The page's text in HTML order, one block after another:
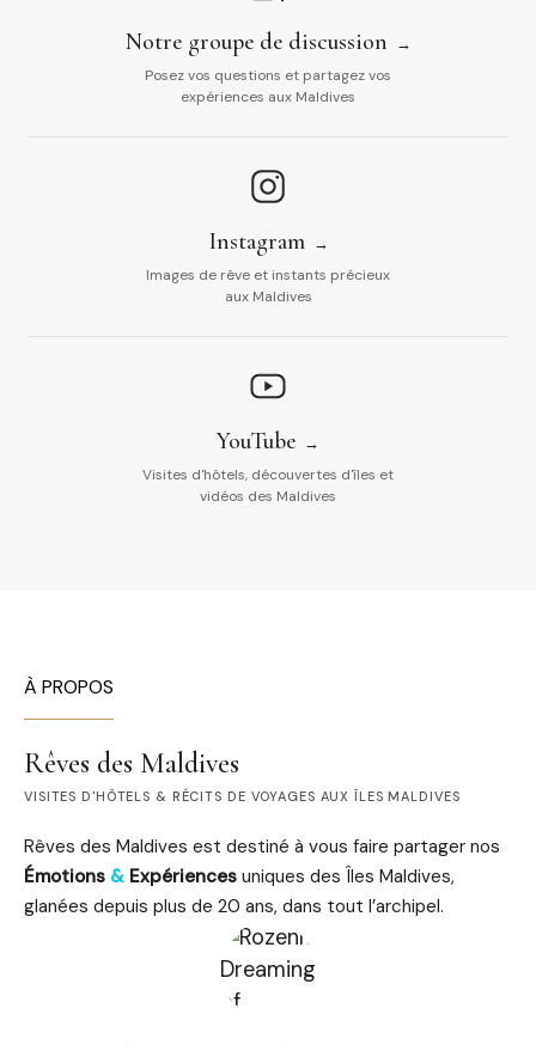
Notre groupe de discussion
Posez vos questions et partagez vos
expériences aux Maldives
Instagram
Images de rêve et instants précieux
aux Maldives
YouTube
Visites d'hôtels, découvertes d'îles et
vidéos des Maldives
À PROPOS
Rêves des Maldives
VISITES D'HÔTELS & RÉCITS DE VOYAGES AUX ÎLES MALDIVES
Rêves des Maldives est destiné à vous faire partager nos
Émotions & Expériences uniques des Îles Maldives,
glanées depuis plus de 20 ans, dans tout l’archipel.